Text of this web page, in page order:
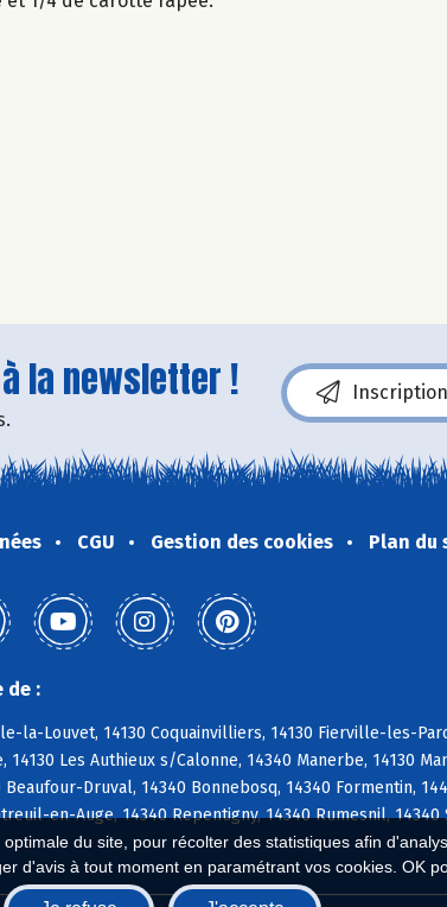
du site, pour récolter des statistiques afin
d'avis à tout moment en paramétrant vos cookies. OK
la newsletter !
CGU Gestion des cookies Plan du
de :
la-Louvet, 14130 Coquainvilliers, 14130 Fierville-les-
14130 Les Authieux s/Calonne, 14340 Manerbe, 14130
Druval, 14340 Bonnebosq, 14340 Formentin,
en-Auge, 14340 Repentigny, 14340 Rumesnil, 14340